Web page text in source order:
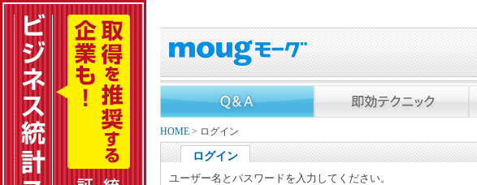
HOME > ログイン
ログイン
ユーザー名とパスワードを入力してください。